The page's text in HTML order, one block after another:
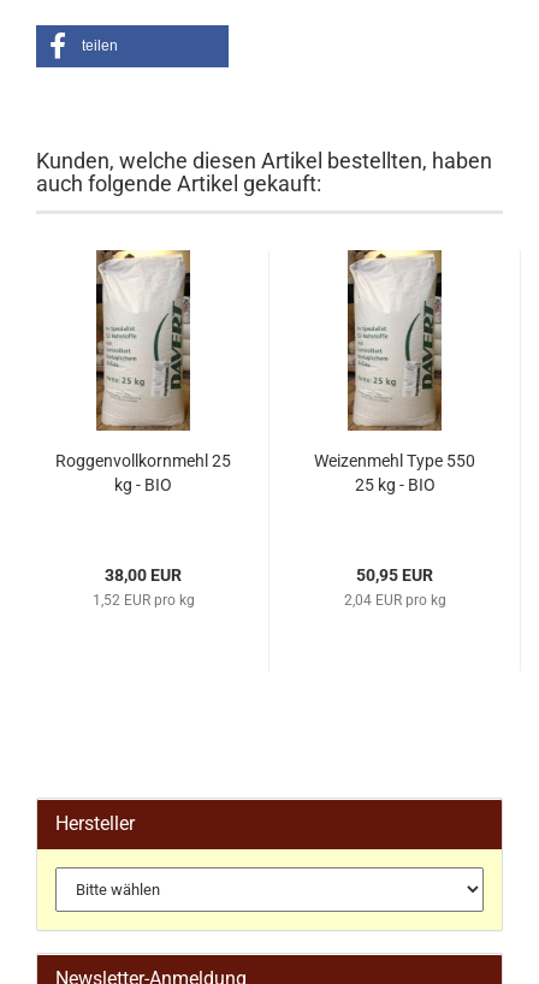
teilen
Kunden, welche diesen Artikel bestellten, haben
auch folgende Artikel gekauft:
Roggenvollkornmehl 25
kg - BIO
38,00 EUR
1,52 EUR pro kg
Weizenmehl Type 550
25 kg - BIO
50,95 EUR
2,04 EUR pro kg
Hersteller
Newsletter-Anmeldung